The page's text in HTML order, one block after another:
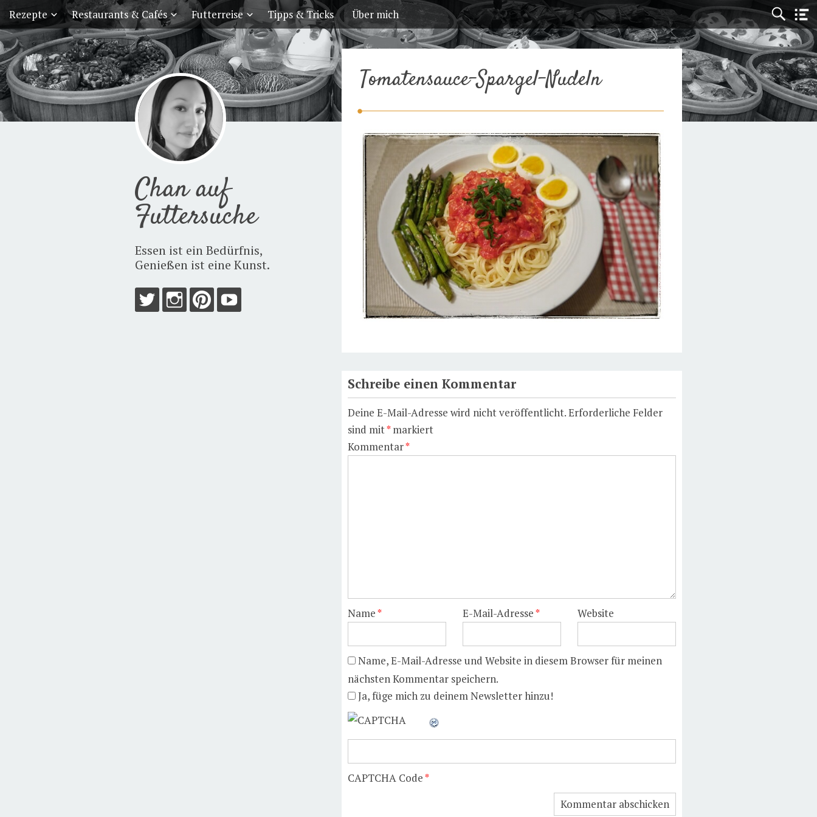
Rezepte Restaurants & Cafés Futterreise Tipps & Tricks Über mich
Chan auf
Futtersuche
Essen ist ein Bedürfnis,
Genießen ist eine Kunst.
Tomatensauce-Spargel-Nudeln
Schreibe einen Kommentar
Deine E-Mail-Adresse wird nicht veröffentlicht.Erforderliche Felder
sind mit*markiert
Kommentar*
Name* E-Mail-Adresse* Website
Name, E-Mail-Adresse und Website in diesem Browser für meinen
nächsten Kommentar speichern.
Ja, füge mich zu deinem Newsletter hinzu!
CAPTCHA Code*